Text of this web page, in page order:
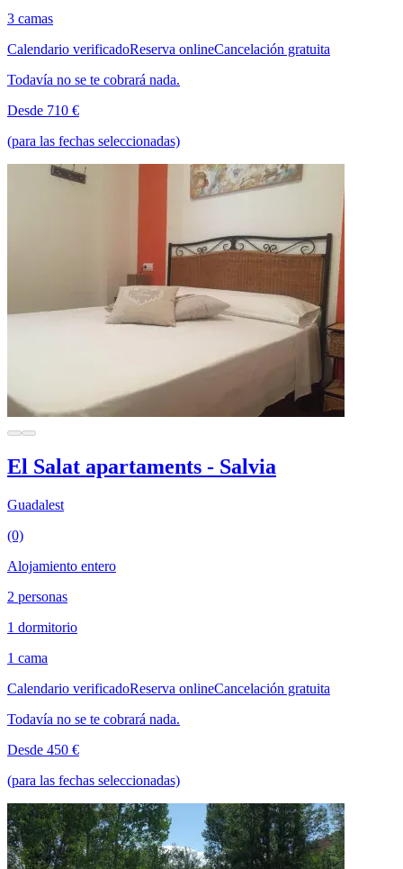
3 camas
Calendario verificadoReserva onlineCancelación gratuita
Todavía no se te cobrará nada.
Desde 710 €
(para las fechas seleccionadas)
El Salat apartaments - Salvia
Guadalest
(0)
Alojamiento entero
2 personas
1 dormitorio
1 cama
Calendario verificadoReserva onlineCancelación gratuita
Todavía no se te cobrará nada.
Desde 450 €
(para las fechas seleccionadas)